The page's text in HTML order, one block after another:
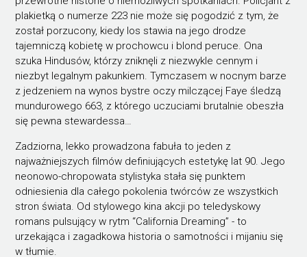
plakietką o numerze 223 nie może się pogodzić z tym, że
został porzucony, kiedy los stawia na jego drodze
tajemniczą kobietę w prochowcu i blond peruce. Ona
szuka Hindusów, którzy zniknęli z niezwykle cennym i
niezbyt legalnym pakunkiem. Tymczasem w nocnym barze
z jedzeniem na wynos bystre oczy milczącej Faye śledzą
mundurowego 663, z którego uczuciami brutalnie obeszła
się pewna stewardessa…
Zadziorna, lekko prowadzona fabuła to jeden z
najważniejszych filmów definiujących estetykę lat 90. Jego
neonowo-chropowata stylistyka stała się punktem
odniesienia dla całego pokolenia twórców ze wszystkich
stron świata. Od stylowego kina akcji po teledyskowy
romans pulsujący w rytm “California Dreaming” - to
urzekająca i zagadkowa historia o samotności i mijaniu się
w tłumie.